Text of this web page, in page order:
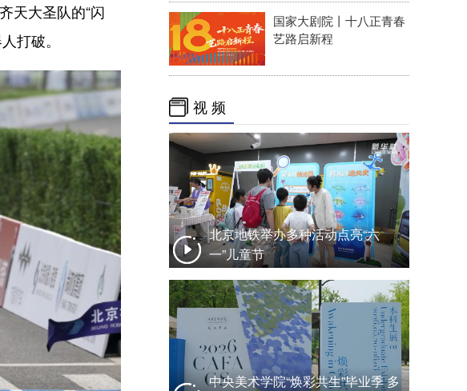
天大圣队的“闪
打破。
国家大剧院丨十八正青春
艺路启新程
视 频
北京地铁举办多种活动点亮“六
一”儿童节
中央美术学院“焕彩共生”毕业季 多